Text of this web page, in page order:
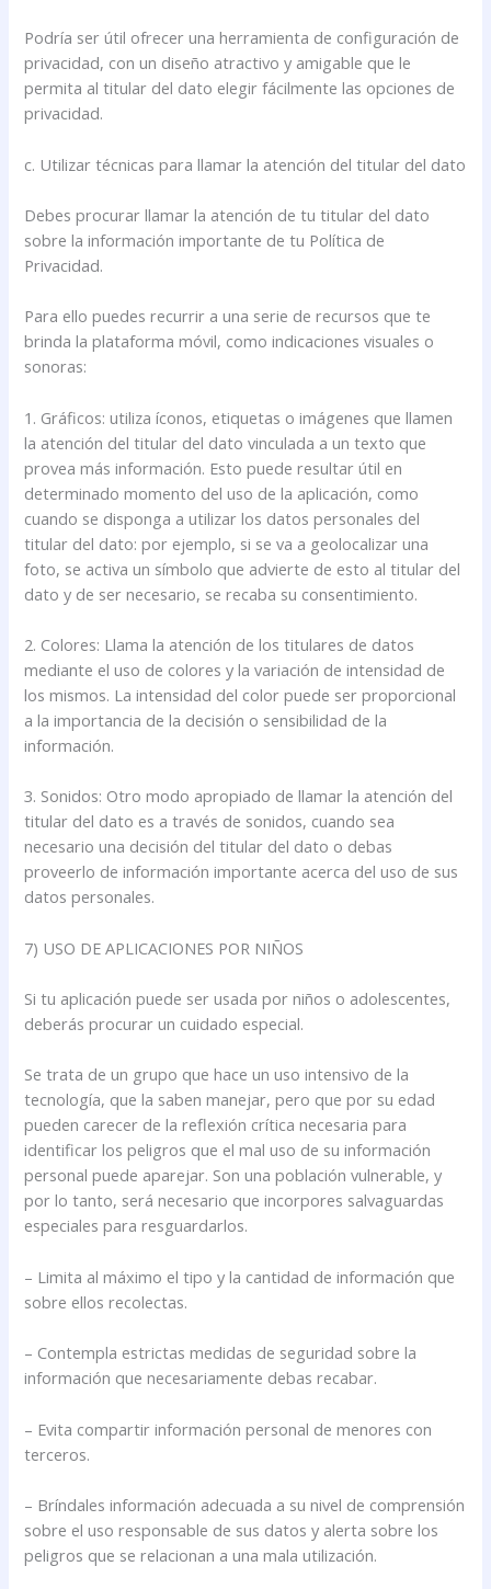
Podría ser útil ofrecer una herramienta de configuración de
privacidad, con un diseño atractivo y amigable que le
permita al titular del dato elegir fácilmente las opciones de
privacidad.
c. Utilizar técnicas para llamar la atención del titular del dato
Debes procurar llamar la atención de tu titular del dato
sobre la información importante de tu Política de
Privacidad.
Para ello puedes recurrir a una serie de recursos que te
brinda la plataforma móvil, como indicaciones visuales o
sonoras:
1. Gráficos: utiliza íconos, etiquetas o imágenes que llamen
la atención del titular del dato vinculada a un texto que
provea más información. Esto puede resultar útil en
determinado momento del uso de la aplicación, como
cuando se disponga a utilizar los datos personales del
titular del dato: por ejemplo, si se va a geolocalizar una
foto, se activa un símbolo que advierte de esto al titular del
dato y de ser necesario, se recaba su consentimiento.
2. Colores: Llama la atención de los titulares de datos
mediante el uso de colores y la variación de intensidad de
los mismos. La intensidad del color puede ser proporcional
a la importancia de la decisión o sensibilidad de la
información.
3. Sonidos: Otro modo apropiado de llamar la atención del
titular del dato es a través de sonidos, cuando sea
necesario una decisión del titular del dato o debas
proveerlo de información importante acerca del uso de sus
datos personales.
7) USO DE APLICACIONES POR NIÑOS
Si tu aplicación puede ser usada por niños o adolescentes,
deberás procurar un cuidado especial.
Se trata de un grupo que hace un uso intensivo de la
tecnología, que la saben manejar, pero que por su edad
pueden carecer de la reflexión crítica necesaria para
identificar los peligros que el mal uso de su información
personal puede aparejar. Son una población vulnerable, y
por lo tanto, será necesario que incorpores salvaguardas
especiales para resguardarlos.
– Limita al máximo el tipo y la cantidad de información que
sobre ellos recolectas.
– Contempla estrictas medidas de seguridad sobre la
información que necesariamente debas recabar.
– Evita compartir información personal de menores con
terceros.
– Bríndales información adecuada a su nivel de comprensión
sobre el uso responsable de sus datos y alerta sobre los
peligros que se relacionan a una mala utilización.